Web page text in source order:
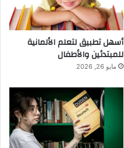
أسهل تطبيق لتعلم الألمانية
للمبتدئين والأطفال
مايو 26, 2026